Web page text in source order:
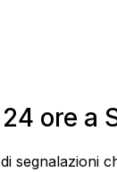
ore a
segnalazioni